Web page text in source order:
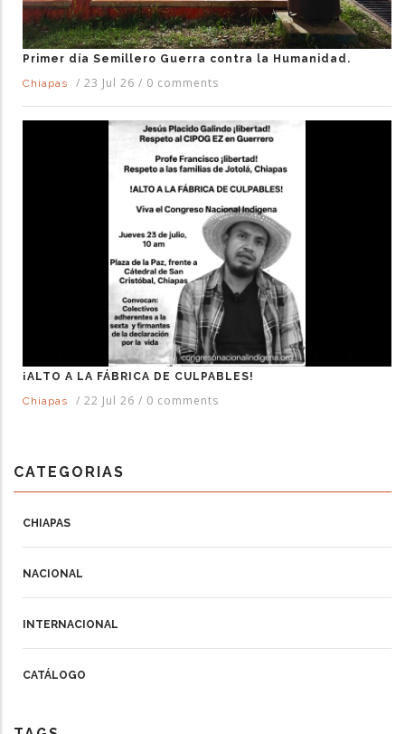
Primer día Semillero Guerra contra la Humanidad.
Chiapas
/ 23 Jul 26 / 0 comments
¡ALTO A LA FÁBRICA DE CULPABLES!
Chiapas
/ 22 Jul 26 / 0 comments
CATEGORIAS
CHIAPAS
NACIONAL
INTERNACIONAL
CATÁLOGO